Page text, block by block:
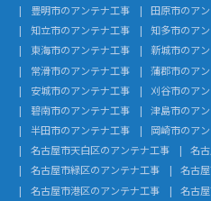
豊明市のアンテナ工事
田原市のア
知立市のアンテナ工事
知多市のア
東海市のアンテナ工事
新城市のア
常滑市のアンテナ工事
蒲郡市のア
安城市のアンテナ工事
刈谷市のア
碧南市のアンテナ工事
津島市のア
半田市のアンテナ工事
岡崎市のア
名古屋市天白区のアンテナ工事
名
名古屋市緑区のアンテナ工事
名古
名古屋市港区のアンテナ工事
名古